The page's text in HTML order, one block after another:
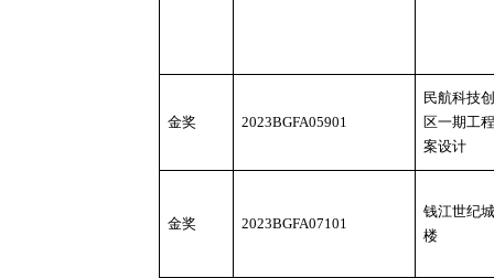
金奖 2023BGFA05901
民航科技
区一期工
案设计
金奖 2023BGFA07101
钱江世纪
楼